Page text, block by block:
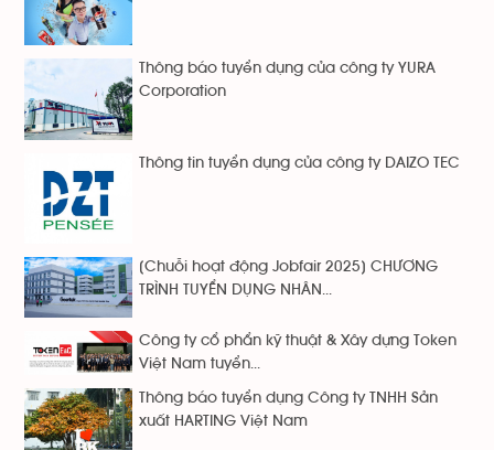
Thông báo tuyển dụng của công ty YURA
Corporation
Thông tin tuyển dụng của công ty DAIZO TEC
[Chuỗi hoạt động Jobfair 2025] CHƯƠNG
TRÌNH TUYỂN DỤNG NHÂN...
Công ty cổ phẩn kỹ thuật & Xây dựng Token
Việt Nam tuyển...
Thông báo tuyển dụng Công ty TNHH Sản
xuất HARTING Việt Nam